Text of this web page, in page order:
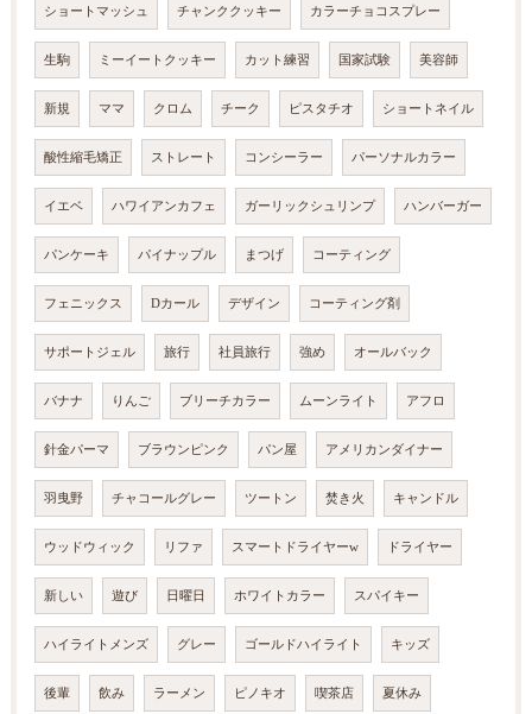
ショートマッシュ チャンククッキー カラーチョコスプレー
生駒 ミーイートクッキー カット練習 国家試験 美容師
新規 ママ クロム チーク ピスタチオ ショートネイル
酸性縮毛矯正 ストレート コンシーラー パーソナルカラー
イエベ ハワイアンカフェ ガーリックシュリンプ ハンバーガー
パンケーキ パイナップル まつげ コーティング
フェニックス Dカール デザイン コーティング剤
サポートジェル 旅行 社員旅行 強め オールバック
バナナ りんご ブリーチカラー ムーンライト アフロ
針金パーマ ブラウンピンク パン屋 アメリカンダイナー
羽曳野 チャコールグレー ツートン 焚き火 キャンドル
ウッドウィック リファ スマートドライヤーw ドライヤー
新しい 遊び 日曜日 ホワイトカラー スパイキー
ハイライトメンズ グレー ゴールドハイライト キッズ
後輩 飲み ラーメン ピノキオ 喫茶店 夏休み